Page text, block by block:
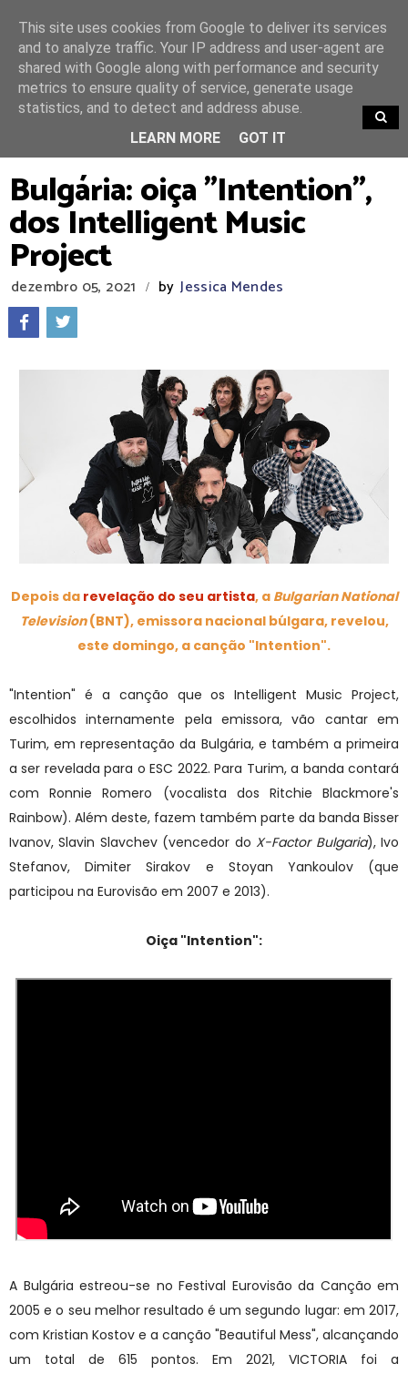
TRENDING
Bulgária: oiça "Intention",
dos Intelligent Music
Project
dezembro 05, 2021 / by Jessica Mendes
Depois da revelação do seu artista, a Bulgarian National
Television(BNT), emissora nacional búlgara, revelou,
este domingo, a canção "Intention".
"Intention" é a canção que os Intelligent Music Project,
escolhidos internamente pela emissora, vão cantar em
Turim, em representação da Bulgária, e também a primeira
a ser revelada para o ESC 2022. Para Turim, a banda contará
com Ronnie Romero (vocalista dos Ritchie Blackmore's
Rainbow). Além deste, fazem também parte da banda Bisser
Ivanov, Slavin Slavchev (vencedor do X-Factor Bulgaria), Ivo
Stefanov, Dimiter Sirakov e Stoyan Yankoulov (que
participou na Eurovisão em 2007 e 2013).
Oiça "Intention":
A Bulgária estreou-se no Festival Eurovisão da Canção em
2005 e o seu melhor resultado é um segundo lugar: em 2017,
com Kristian Kostov e a canção "Beautiful Mess", alcançando
um total de 615 pontos. Em 2021, VICTORIA foi a
This site uses cookies from Google to deliver its services
and to analyze traffic. Your IP address and user-agent are
shared with Google along with performance and security
metrics to ensure quality of service, generate usage
statistics, and to detect and address abuse.
LEARN MORE
GOT IT